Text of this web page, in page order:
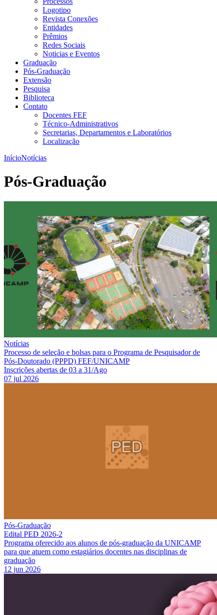
Logotipo
Revista Conexões
Entidades
Prêmios
Redes Sociais
Noticias e Eventos
Graduação
Pós-Graduação
Extensão
Pesquisa
Biblioteca
Contato
Docentes FEF
Técnico-Administrativos
Secretarias, Departamentos e Laboratórios
Localização
InícioNotícias
Pós-Graduação
Notícias
Processo de seleção e bolsas para o Programa de Pesquisador de
Pós-Doutorado (PPPD) FEF/UNICAMP
Inscrições abertas de 03 a 31/Ago
07 jul 2026
Pós-Graduação
Edital PED 2026-2
Programa oferecido aos alunos de pós-graduação da UNICAMP
para que atuem como estagiários docentes nas disciplinas de
graduação
12 jun 2026